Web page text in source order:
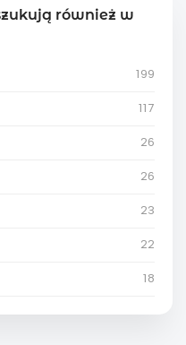
również w
199
117
26
26
23
22
18